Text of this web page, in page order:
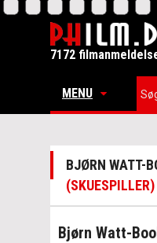
7172
MENU
BJØRN WATT-
(SKUESPILLER)
Bjørn Watt-